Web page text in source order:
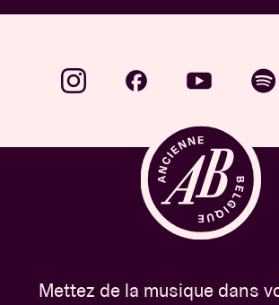
Mettez de la musique dans